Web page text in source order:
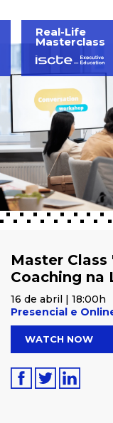
Real-Life
Masterclass
Master
Coaching na
16 de abril | 18:00h
Presencial e
WATCH NOW